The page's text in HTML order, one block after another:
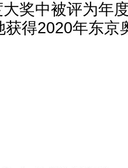
奖中被评为年
获得2020年东京